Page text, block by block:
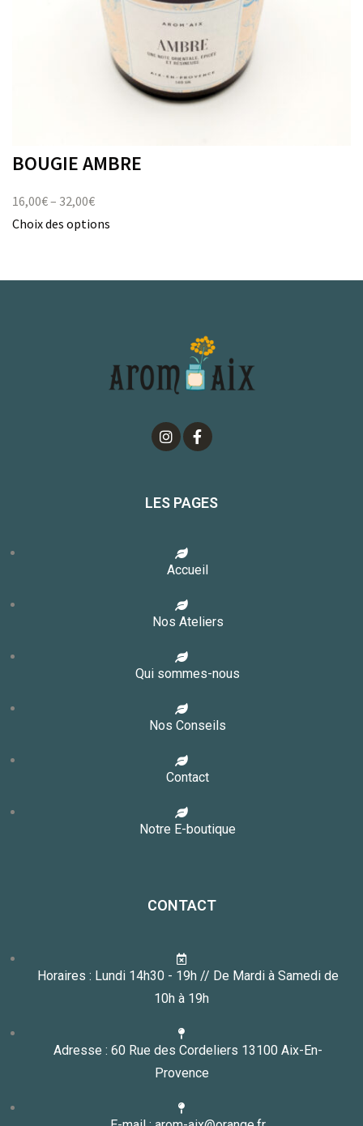
BOUGIE AMBRE
16,00€– 32,00€
Choix des options
LES PAGES
Accueil
Nos Ateliers
Qui sommes-nous
Nos Conseils
Contact
Notre E-boutique
CONTACT
Horaires : Lundi 14h30 - 19h // De Mardi à Samedi de
10h à 19h
Adresse : 60 Rue des Cordeliers 13100 Aix-En-
Provence